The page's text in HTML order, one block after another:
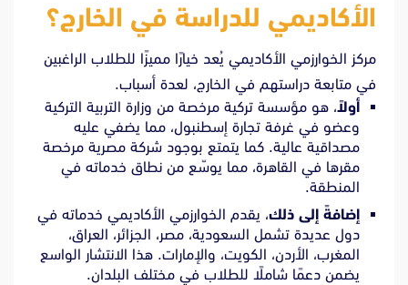
الأكاديمي للدراسة في الخارج؟
مركز الخوارزمي الأكاديمي يُعد خيارًا مميزًا للطلاب الراغبين
في متابعة دراستهم في الخارج، لعدة أسباب.
أولاً، هو مؤسسة تركية مرخصة من وزارة التربية التركية
وعضو في غرفة تجارة إسطنبول، مما يضفي عليه
مصداقية عالية. كما يتمتع بوجود شركة مصرية مرخصة
مقرها في القاهرة، مما يوسّع من نطاق خدماته في
المنطقة.
إضافةً إلى ذلك، يقدم الخوارزمي الأكاديمي خدماته في
دول عديدة تشمل السعودية، مصر، الجزائر، العراق،
المغرب، الأردن، الكويت، والإمارات. هذا الانتشار الواسع
يضمن دعمًا شاملًا للطلاب في مختلف البلدان.